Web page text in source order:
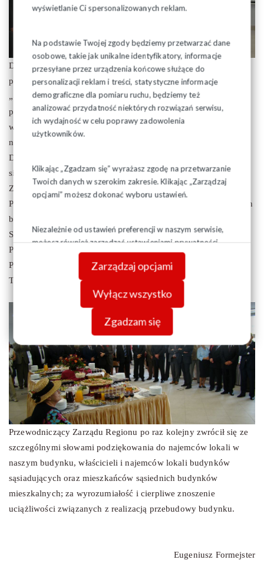
wyświetlanie Ci spersonalizowanych reklam.
Na podstawie Twojej zgody będziemy przetwarzać dane
osobowe, takie jak unikalne identyfikatory, informacje
przesyłane przez urządzenia końcowe służące do
personalizacji reklam i treści, statystyczne informacje
demograficzne dla pomiaru ruchu, będziemy też
analizować przydatność niektórych rozwiązań serwisu,
ich wydajność w celu poprawy zadowolenia
użytkowników.
Klikając „Zgadzam się” wyrażasz zgodę na przetwarzanie
Twoich danych w szerokim zakresie. Klikając „Zarządzaj
opcjami” możesz dokonać wyboru ustawień.
Niezależnie od ustawień preferencji w naszym serwisie,
możesz również zarządzać ustawieniami prywatności
swojej przeglądarki. Więcej informacji o przetwarzaniu
danych znajdziesz wPolityce prywatności.
Zarządzaj opcjami
Wyłącz wszystko
Zgadzam się
Dziś, stwierdził Mozolewski, możemy zobaczyć efekty naszej
pracy. W centrum Białegostoku za pieniądze NSZZ
„Solidarność” powstał bardzo ładny budynek, który znacząco
poprawi estetykę miasta w tym miejscu, który może być jego
wizytówką. Budynek ten z nieskrywaną przyjemnością
nazywamy Domem Solidarności.
Dziś wszyscy (także krytycy decyzji o przebudowie) cieszymy
się z pozytywnych decyzji Wojewódzkiego Konserwatora
Zabytków, Miejskiej Komisji Urbanistyki i Architektury oraz
Prezydenta Białegostoku w sprawie pozwoleń, dzięki którym ten
budynek można było tak ładnie przebudować.
Słowa gratulacji i uznania do NSZZ „Solidarność” Regionu
Podlaskiego, na ręce Przewodniczącego ZR, skierowali Dariusz
Piontkowski – Poseł na Sejm RP oraz Prezydent Białegostoku
Tadeusz Truskolaski.
Przewodniczący Zarządu Regionu po raz kolejny zwrócił się ze
szczególnymi słowami podziękowania do najemców lokali w
naszym budynku, właścicieli i najemców lokali budynków
sąsiadujących oraz mieszkańców sąsiednich budynków
mieszkalnych; za wyrozumiałość i cierpliwe znoszenie
uciążliwości związanych z realizacją przebudowy budynku.
Eugeniusz Formejster